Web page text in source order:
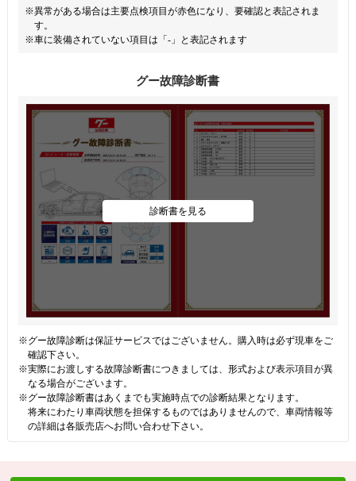
※異常がある場合は主要点検項目が赤色になり、要確認と表記されま
す。
※車に装備されていない項目は「-」と表記されます
グー故障診断書
診断書を見る
※グー故障診断は保証サービスではございません。購入時は必ず現車をご
確認下さい。
※実際にお渡しする故障診断書につきましては、形式および表示項目が異
なる場合がございます。
※グー故障診断書はあくまでも実施時点での診断結果となります。
将来にわたり車両状態を担保するものではありませんので、車両情報等
の詳細は各販売店へお問い合わせ下さい。